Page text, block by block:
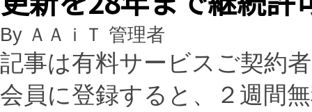
By ＡＡｉＴ 管理者
記事は有料サービスご契約
会員に登録すると、２週間